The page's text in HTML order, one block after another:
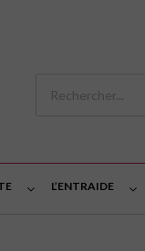
L’ENTRAIDE